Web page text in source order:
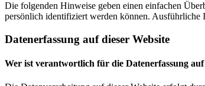
Die folgenden Hinweise geben einen einfachen
persönlich identifiziert werden können. Ausführliche
Datenerfassung auf dieser Website
Wer ist verantwortlich für die Datenerfassung auf